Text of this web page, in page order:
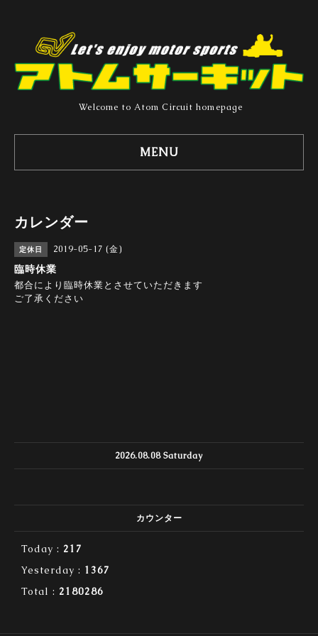
Welcome to Atom Circuit homepage
MENU
カレンダー
定休日 2019-05-17 (金)
臨時休業
都合により臨時休業とさせていただきます
ご了承ください
2026.08.08 Saturday
カウンター
Today : 217
Yesterday : 1367
Total : 2180286